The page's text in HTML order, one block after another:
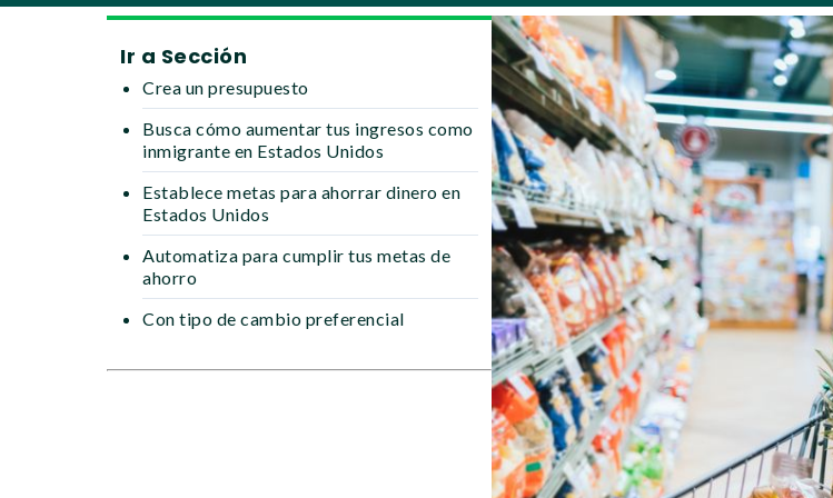
Ir a Sección
Crea un presupuesto
Busca cómo aumentar tus ingresos como
inmigrante en Estados Unidos
Establece metas para ahorrar dinero en
Estados Unidos
Automatiza para cumplir tus metas de
ahorro
Con tipo de cambio preferencial